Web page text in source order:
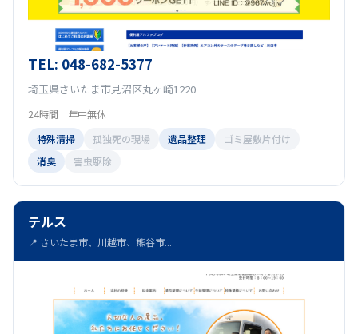
TEL: 048-682-5377
埼玉県さいたま市見沼区丸ヶ崎1220
24時間 年中無休
特殊清掃
孤独死の現場 遺品整理
ゴミ屋敷片付け
消臭
害虫駆除
テルス
📍 さいたま市、川越市、熊谷市...